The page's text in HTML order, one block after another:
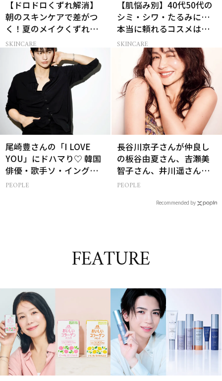
【ドロドロくずれ解消】
朝のスキンケアで差がつ
く！夏のメイクくずれ防
止術
SKINCARE
【肌悩み別】40代50代の
シミ・シワ・たるみに…
本当に頼れるコスメは？
ベスコス受賞スキンケア
SKINCARE
尾崎豊さんの「I LOVE
YOU」にドハマり♡ 韓国
俳優・歌手ソ・イングク
さんの音楽がすべての人
PEOPLE
長谷川京子さんが仲良し
の板谷由夏さん、吉瀬美
智子さん、井川遥さんと
集まる理由は…
PEOPLE
Recommended by
FEATURE